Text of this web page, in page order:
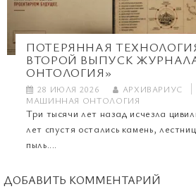
ПОТЕРЯННАЯ
ВТОРОЙ ВЫПУСК
ОНТОЛОГИЯ»
28 ИЮЛЯ 2026 АРХИВАРИУС
МАШИННАЯ ОНТОЛОГИЯ
Три тысячи лет назад исчезла
лет спустя остались камень,
пыль....
ДОБАВИТЬ КОММЕНТАРИЙ